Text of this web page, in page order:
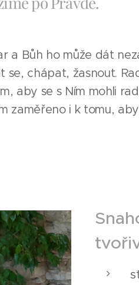
a Bůh ho může dát
se, chápat, žasnout.
aby se s Ním mohli
zaměřeno i k tomu,